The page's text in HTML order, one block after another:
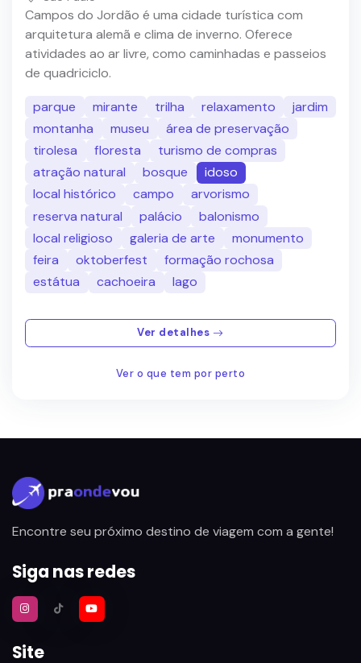
Campos do Jordão é uma cidade turística com
arquitetura alemã e clima de inverno. Oferece
atividades ao ar livre, como caminhadas e passeios
de quadriciclo.
parque
mirante trilha relaxamento
jardim
montanha
museu
área de preservação
tirolesa
floresta
turismo de compras
atração natural
bosque
idoso
local histórico
campo
arvorismo
reserva natural
palácio
balonismo
local religioso
galeria de arte
monumento
feira
oktoberfest
formação rochosa
estátua
cachoeira lago
Ver detalhes
Ver o que tem por perto
Encontre seu próximo destino de viagem com a gente!
Siga nas redes
Site